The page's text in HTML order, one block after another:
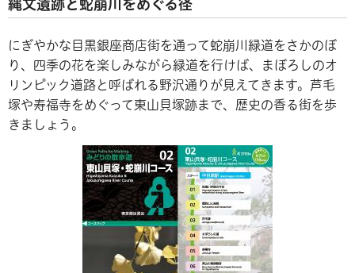
縄文遺跡と蛇崩川をめぐる径
にぎやかな目黒銀座商店街を通って蛇崩川緑道をさかのぼ
り、四季の花を楽しみながら緑道を行けば、まぼろしのオ
リンピック道路と呼ばれる野沢通りが見えてきます。芦毛
塚や寿福寺をめぐって東山貝塚跡まで、歴史の香る街を歩
きましょう。